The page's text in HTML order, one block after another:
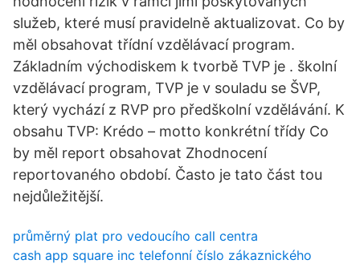
služeb, které musí pravidelně aktualizovat. Co by
měl obsahovat třídní vzdělávací program.
Základním východiskem k tvorbě TVP je . školní
vzdělávací program, TVP je v souladu se ŠVP,
který vychází z RVP pro předškolní vzdělávání. K
obsahu TVP: Krédo – motto konkrétní třídy Co
by měl report obsahovat Zhodnocení
reportovaného období. Často je tato část tou
nejdůležitější.
průměrný plat pro vedoucího call centra
cash app square inc telefonní číslo zákaznického